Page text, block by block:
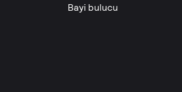
Bayi bulucu